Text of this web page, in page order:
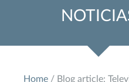
Home / Blog article: